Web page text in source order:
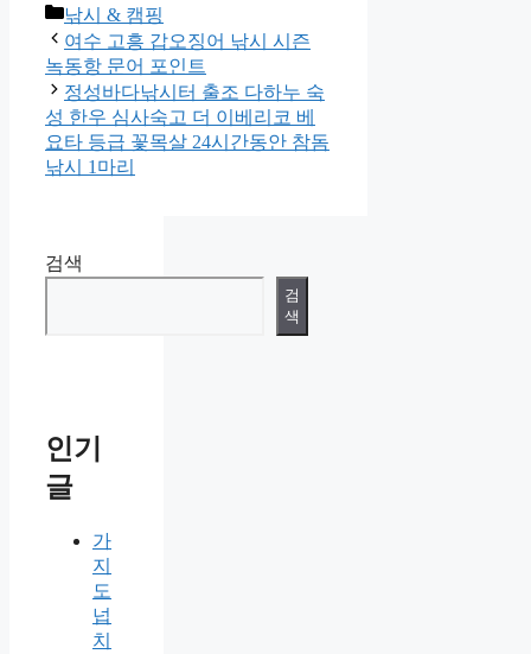
카
테
고
리
낚시 & 캠핑
여수 고흥 갑오징어 낚시 시즌
녹동항 문어 포인트
정성바다낚시터 출조 다하누 숙
성 한우 심사숙고 더 이베리코 베
요타 등급 꽃목살 24시간동안 참돔
낚시 1마리
검색
검
색
인기
글
가
지
도
넙
치